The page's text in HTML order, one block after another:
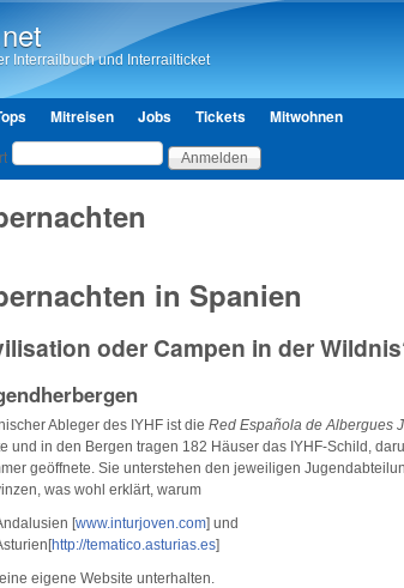
Interrailbuch und Interrailticket
Mitreisen Jobs Tickets Mitwohnen
in Spanien
oder Campen in der
Ableger des IYHF ist die Red Española de Albergues
und in den Bergen tragen 182 Häuser das IYHF-Schild,
geöffnete. Sie unterstehen den jeweiligen
was wohl erklärt, warum
[www.inturjoven.com] und
http://tematico.asturias.es]
eigene Website unterhalten.